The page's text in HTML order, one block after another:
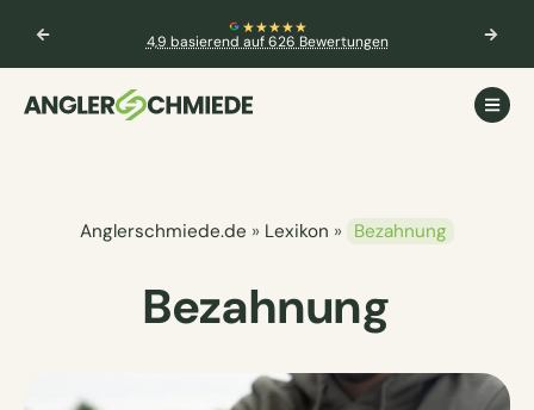
★★★★★
4,9 basierend auf 626 Bewertungen
Anglerschmiede.de » Lexikon » Bezahnung
Bezahnung